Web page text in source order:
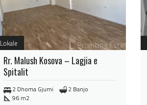
Lokale
Rr. Malush Kosova – Lagjia e
Spitalit
2 Dhoma Gjumi
2 Banjo
96 m2